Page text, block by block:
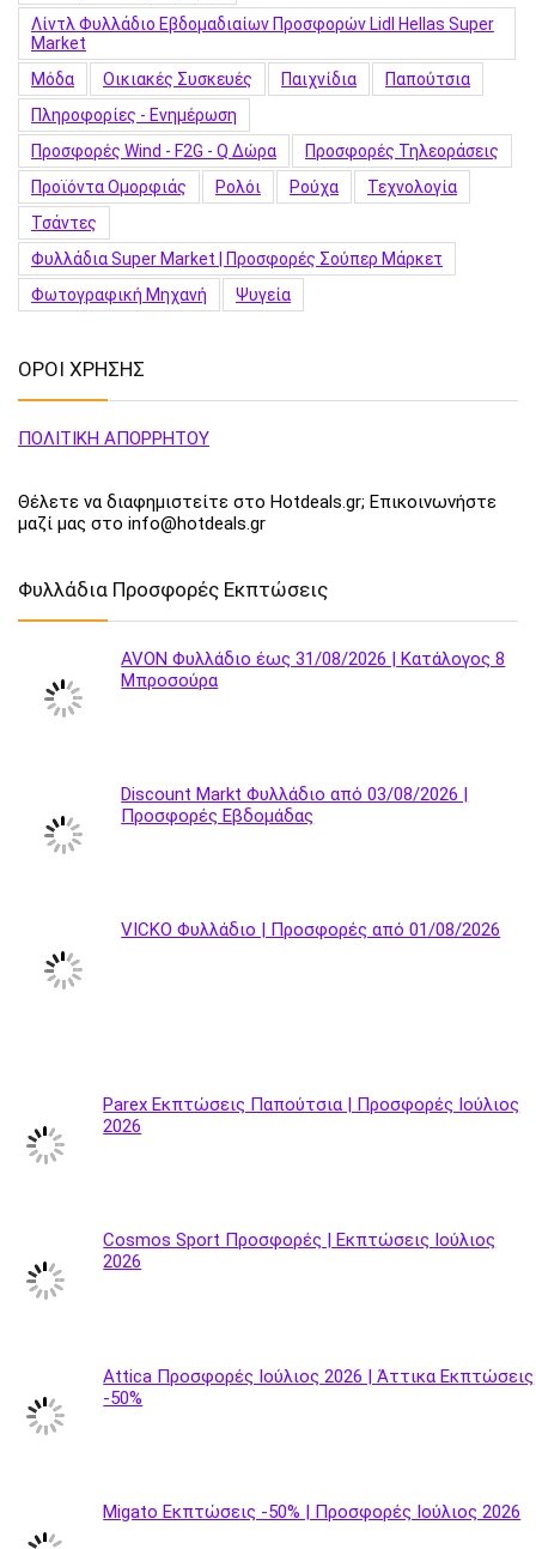
Λίντλ Φυλλάδιο Εβδομαδιαίων Προσφορών Lidl Hellas Super
Market
Μόδα
Οικιακές Συσκευές Παιχνίδια
Παπούτσια
Πληροφορίες - Ενημέρωση
Προσφορές Wind - F2G - Q Δώρα
Προσφορές Τηλεοράσεις
Προϊόντα Ομορφιάς
Ρολόι Ρούχα
Τεχνολογία
Τσάντες
Φυλλάδια Super Market | Προσφορές Σούπερ Μάρκετ
Φωτογραφική Μηχανή
Ψυγεία
ΟΡΟΙ ΧΡΗΣΗΣ
ΠΟΛΙΤΙΚΗ ΑΠΟΡΡΗΤΟΥ
Θέλετε να διαφημιστείτε στο Hotdeals.gr; Επικοινωνήστε
μαζί μας στο info@hotdeals.gr
Φυλλάδια Προσφορές Εκπτώσεις
AVON Φυλλάδιο έως 31/08/2026 | Κατάλογος 8
Μπροσούρα
Discount Markt Φυλλάδιο από 03/08/2026 |
Προσφορές Εβδομάδας
VICKO Φυλλάδιο | Προσφορές από 01/08/2026
Parex Εκπτώσεις Παπούτσια | Προσφορές Ιούλιος
2026
Cosmos Sport Προσφορές | Εκπτώσεις Ιούλιος
2026
Attica Προσφορές Ιούλιος 2026 | Άττικα Εκπτώσεις
-50%
Migato Εκπτώσεις -50% | Προσφορές Ιούλιος 2026